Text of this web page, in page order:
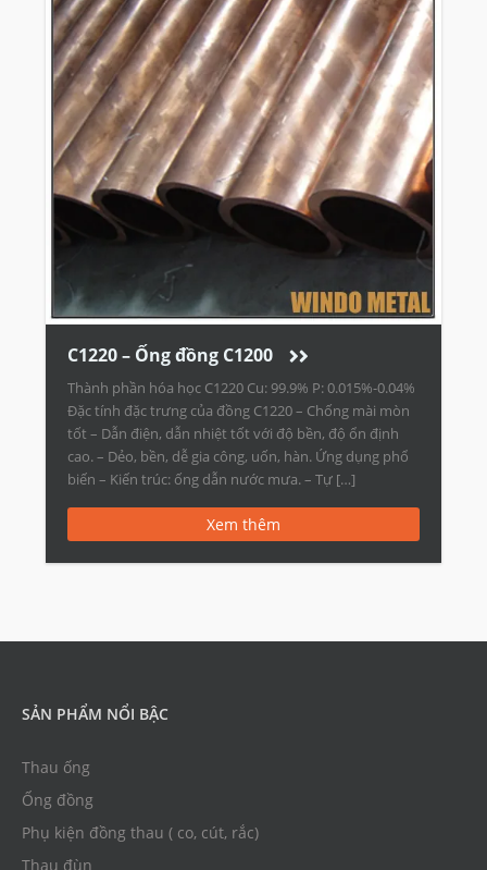
C1220 – Ống đồng C1200
Thành phần hóa học C1220 Cu: 99.9% P: 0.015%-0.04%
Đặc tính đặc trưng của đồng C1220 – Chống mài mòn
tốt – Dẫn điện, dẫn nhiệt tốt với độ bền, độ ổn định
cao. – Dẻo, bền, dễ gia công, uốn, hàn. Ứng dụng phổ
biến – Kiến trúc: ống dẫn nước mưa. – Tự […]
Xem thêm
SẢN PHẨM NỔI BẬC
Thau ống
Ống đồng
Phụ kiện đồng thau ( co, cút, rắc)
Thau đùn